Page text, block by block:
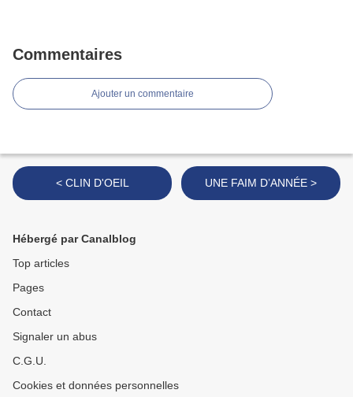
Commentaires
Ajouter un commentaire
< CLIN D'OEIL UNE FAIM D’ANNÉE >
Hébergé par Canalblog
Top articles
Pages
Contact
Signaler un abus
C.G.U.
Cookies et données personnelles